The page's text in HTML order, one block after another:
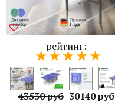
рейтинг:
43530 руб 30140 руб